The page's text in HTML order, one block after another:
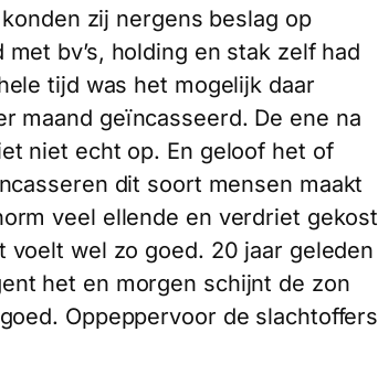
zij nergens beslag op
bv’s, holding en stak zelf had
tijd was het mogelijk daar
maand geïncasseerd. De ene na
niet echt op. En geloof het of
dit soort mensen maakt
veel ellende en verdriet gekost
wel zo goed. 20 jaar geleden
het en morgen schijnt de zon
Oppeppervoor de slachtoffers